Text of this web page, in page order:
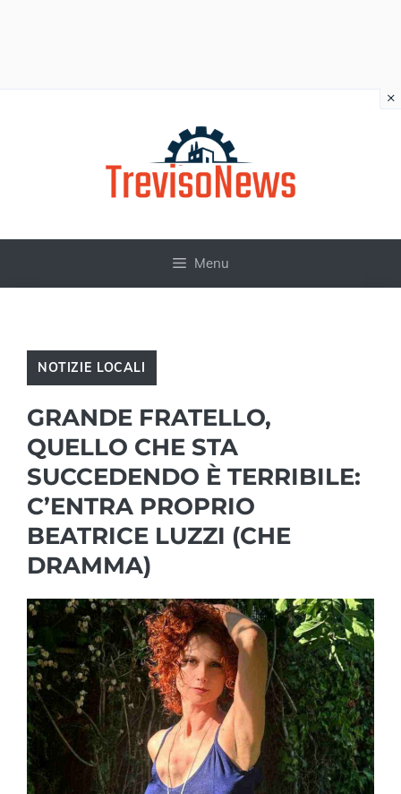
Menu
NOTIZIE LOCALI
GRANDE FRATELLO,
QUELLO CHE STA
SUCCEDENDO È TERRIBILE:
C’ENTRA PROPRIO
BEATRICE LUZZI (CHE
DRAMMA)
×